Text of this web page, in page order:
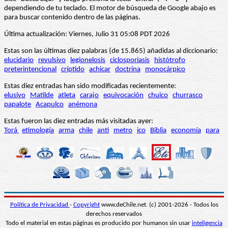
dependiendo de tu teclado. El motor de búsqueda de Google abajo es
para buscar contenido dentro de las páginas.
Última actualización: Viernes, Julio 31 05:08 PDT 2026
Estas son las últimas diez palabras (de 15.865) añadidas al diccionario:
elucidario
revulsivo legionelosis ciclosporiasis
histótrofo
preterintencional críptido achicar doctrina monocárpico
Estas diez entradas han sido modificadas recientemente:
elusivo
Matilde atleta carajo equivocación chuico churrasco
papalote Acapulco anémona
Estas fueron las diez entradas más visitadas ayer:
Torá etimología arma chile anti metro ico Biblia economía para
Política de Privacidad - Copyrightwww.deChile.net. (c) 2001-2026 - Todos los
derechos reservados
Todo el material en estas páginas es producido por humanos sin usar inteligencia